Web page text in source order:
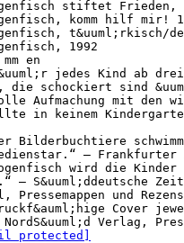
stiftet Frieden,
komm hilf mir!
t&uuml;rkisch/
1992
en
jedes Kind ab
die schockiert sind
Aufmachung mit den
in keinem
Bilderbuchtiere
– Frankfurter
wird die Kinder
– S&uuml;ddeutsche
Pressemappen und
Cover
NordS&uuml;d Verlag,
protected]